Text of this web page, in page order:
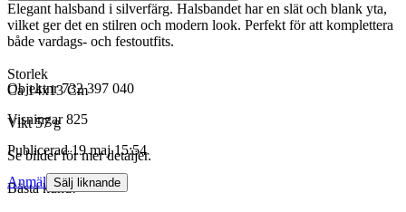
Elegant halsband i silverfärg. Halsbandet har en slät och blank yta,
vilket ger det en stilren och modern look. Perfekt för att komplettera
både vardags- och festoutfits.
Storlek
Ca 14x13 Cm
Vikt 57 g
Se bilder för mer detaljer.
Bästa kund!
Objektnr 732 397 040
Visningar 825
Publicerad 19 maj 15:54
Anmäl Sälj liknande